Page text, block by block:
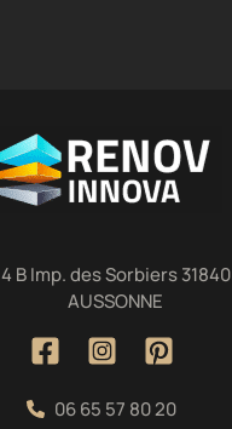
4 B Imp. des Sorbiers 31840
AUSSONNE
06 65 57 80 20